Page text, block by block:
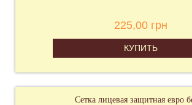
225,00 грн
КУПИТЬ
Сетка лицевая защитная евро